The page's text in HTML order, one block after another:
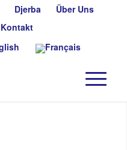
Djerba
Über Uns
Kontakt